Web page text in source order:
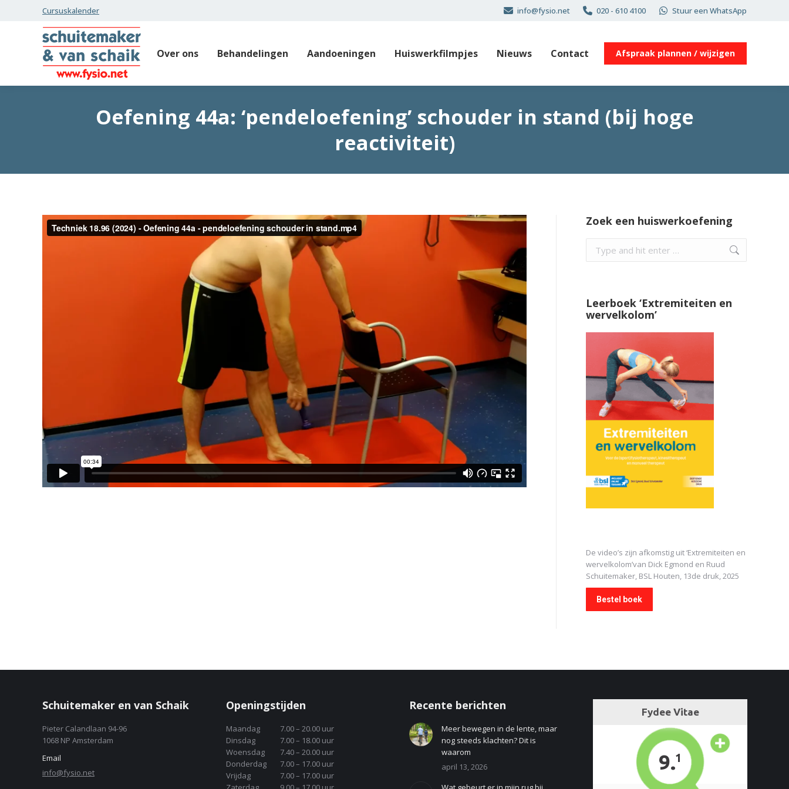
Cursuskalender info@fysio.net 020 - 610 4100 Stuur een WhatsApp
Over ons Behandelingen Aandoeningen Huiswerkfilmpjes Nieuws Contact Afspraak plannen / wijzigen
Oefening 44a: ‘pendeloefening’ schouder in stand (bij hoge
reactiviteit)
Zoek een huiswerkoefening
Leerboek ‘Extremiteiten en
wervelkolom’
De video’s zijn afkomstig uit‘Extremiteiten en
wervelkolom’van Dick Egmond en Ruud
Schuitemaker, BSL Houten, 13de druk, 2025
Bestel boek
Schuitemaker en van Schaik
Pieter Calandlaan 94-96
1068 NP Amsterdam
Email
info@fysio.net
Openingstijden
Maandag
7.00 – 20.00 uur
Dinsdag
7.00 – 18.00 uur
Woensdag
7.40 – 20.00 uur
Donderdag
7.00 – 17.00 uur
Vrijdag
7.00 – 17.00 uur
Recente berichten
Meer bewegen in de lente, maar
nog steeds klachten? Dit is
waarom
april 13, 2026